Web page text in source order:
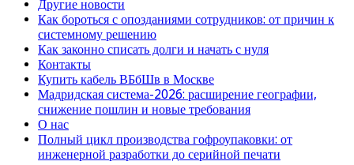
Другие новости
Как бороться с опозданиями сотрудников: от причин к
системному решению
Как законно списать долги и начать с нуля
Контакты
Купить кабель ВБбШв в Москве
Мадридская система-2026: расширение географии,
снижение пошлин и новые требования
О нас
Полный цикл производства гофроупаковки: от
инженерной разработки до серийной печати